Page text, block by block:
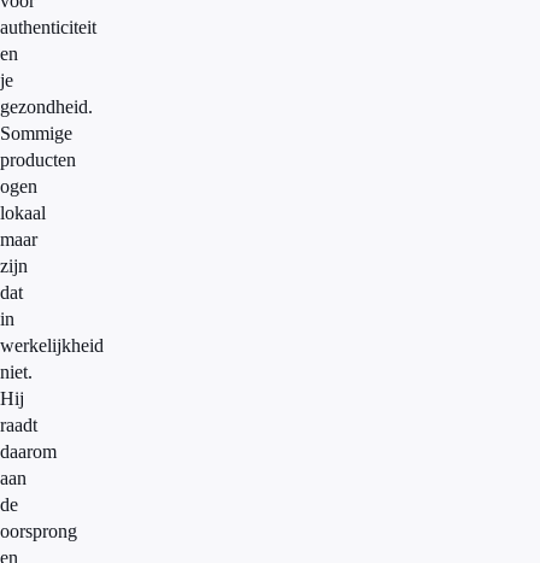
authenticiteit
en
je
gezondheid.
Sommige
producten
ogen
lokaal
maar
zijn
dat
in
werkelijkheid
niet.
Hij
raadt
daarom
aan
de
oorsprong
en